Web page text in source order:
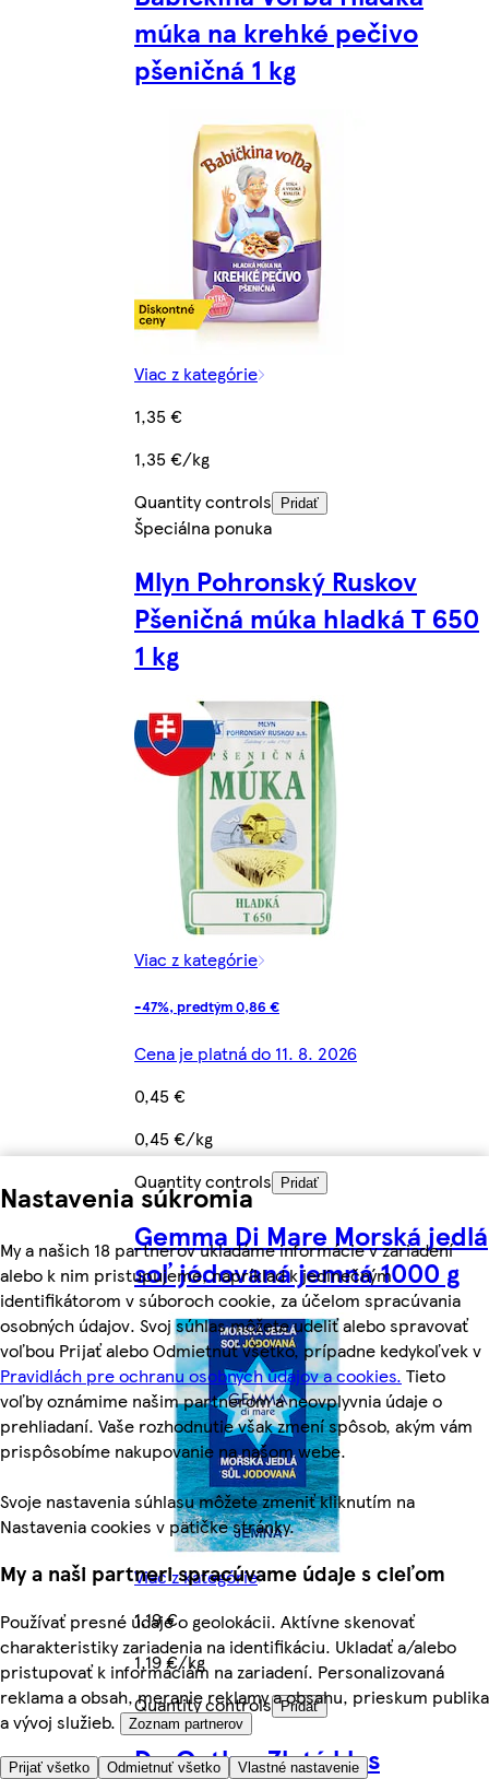
Nastavenia súkromia
My a našich 18 partnerov ukladáme informácie v zariadení
alebo k nim pristupujeme, napríklad k jedinečným
identifikátorom v súboroch cookie, za účelom spracúvania
osobných údajov. Svoj súhlas môžete udeliť alebo spravovať
voľbou Prijať alebo Odmietnuť všetko, prípadne kedykoľvek v
Pravidlách pre ochranu osobných údajov a cookies. Tieto
voľby oznámime našim partnerom a neovplyvnia údaje o
prehliadaní. Vaše rozhodnutie však zmení spôsob, akým vám
prispôsobíme nakupovanie na našom webe.
Svoje nastavenia súhlasu môžete zmeniť kliknutím na
Nastavenia cookies v pätičke stránky.
My a naši partneri spracúvame údaje s cieľom
Používať presné údaje o geolokácii. Aktívne skenovať
charakteristiky zariadenia na identifikáciu. Ukladať a/alebo
pristupovať k informáciám na zariadení. Personalizovaná
reklama a obsah, meranie reklamy a obsahu, prieskum publika
a vývoj služieb.
Zoznam partnerov
Prijať všetko Odmietnuť všetko Vlastné nastavenie
múka na krehké pečivo
pšeničná 1 kg
Viac z kategórie
1,35 €
1,35 €/kg
Quantity controls
Pridať
Špeciálna ponuka
Mlyn Pohronský Ruskov
Pšeničná múka hladká T 650
1 kg
Viac z kategórie
-47%, predtým 0,86 €
Cena je platná do 11. 8. 2026
0,45 €
0,45 €/kg
Quantity controls
Pridať
Gemma Di Mare Morská jedlá
soľ jódovaná jemná 1000 g
Viac z kategórie
1,19 €
1,19 €/kg
Quantity controls Pridať
Dr. Oetker Zlatý klas